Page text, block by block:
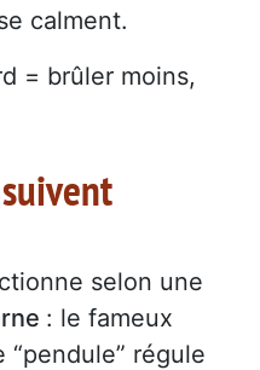
calment.
= brûler moins,
selon une
: le fameux
régule